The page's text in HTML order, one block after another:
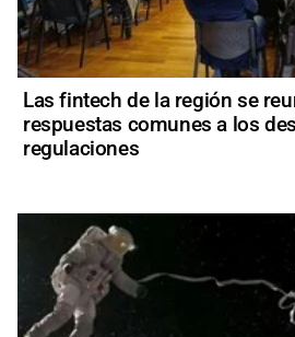
Las fintech de la región se
respuestas comunes a los
regulaciones